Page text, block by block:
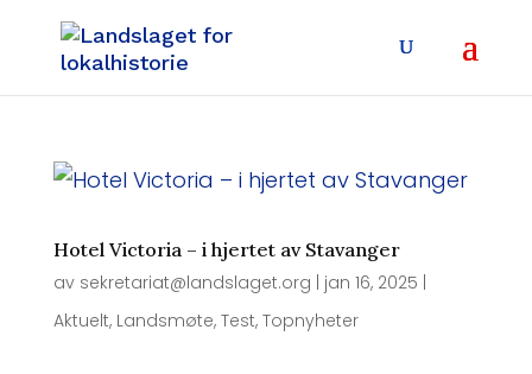
Hotel Victoria – i hjertet av Stavanger
av sekretariat@landslaget.org jan 16, 2025
Aktuelt, Landsmøte, Test, Topnyheter